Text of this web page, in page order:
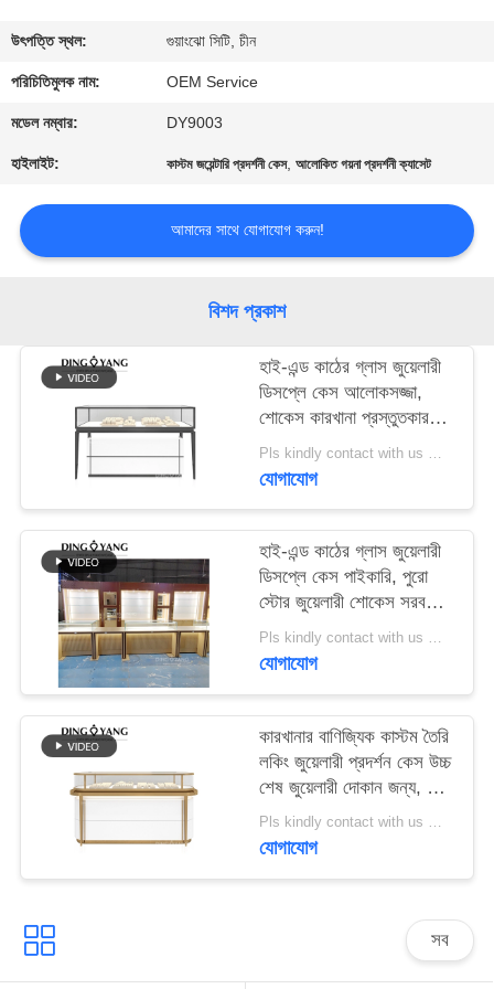
গুণমান
নিয়ন্ত্রণ
একটি
উদ্ধৃতি
অনুরোধ
করুন
COMPANY
NEWS
PRIVACY
POLICY
উৎপত্তি স্থল: গুয়াংঝো সিটি, চীন
পরিচিতিমুলক নাম: OEM Service
মডেল নম্বার: DY9003
হাইলাইট: কাস্টম জয়েন্টারি প্রদর্শনী কেস,আলোকিত গয়না প্রদর্শনী ক্যাসেট
আমাদের সাথে যোগাযোগ করুন!
বিশদ প্রকাশ
হাই-এন্ড কাঠের গ্লাস জুয়েলারী
ডিসপ্লে কেস আলোকসজ্জা,
শোকেস কারখানা প্রস্তুতকারক,
সাশ্রয়ী মূল্যের মূল্য সঙ্গে উচ্চ
মানের
Pls kindly contact with us MOQ:1 দোকান বা 5 সেট / লাক্সারি জুয়েলারী স্টোর ফার্নিচার
যোগাযোগ
হাই-এন্ড কাঠের গ্লাস জুয়েলারী
ডিসপ্লে কেস পাইকারি, পুরো
স্টোর জুয়েলারী শোকেস সরবরাহ
করুন 3 ডি ডিজাইনিং পরিষেবা Pls kindly contact with us MOQ:1 দোকান বা 5 সেট / লাক্সারি জুয়েলারী স্টোর ফার্নিচার
যোগাযোগ
কারখানার বাণিজ্যিক কাস্টম তৈরি
লকিং জুয়েলারী প্রদর্শন কেস উচ্চ
শেষ জুয়েলারী দোকান জন্য, উচ্চ
মানের উপাদান থেকে তৈরি
Pls kindly contact with us MOQ:1 দোকান বা 5 সেট / লাক্সারি জুয়েলারী স্টোর ফার্নিচার
যোগাযোগ
সব